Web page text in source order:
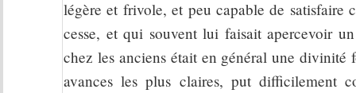
légère et frivole, et peu capable de satisfaire
cesse, et qui souvent lui faisait apercevoir
chez les anciens était en général une divinité
avances les plus claires, put difficilement